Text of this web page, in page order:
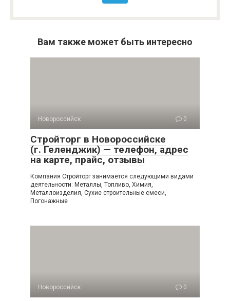
Вам также может быть интересно
Новороссийск 0
Стройторг в Новороссийске
(г. Геленджик) — телефон, адрес
на карте, прайс, отзывы
Компания Стройторг занимается следующими видами
деятельности: Металлы, Топливо, Химия,
Металлоизделия, Сухие строительные смеси,
Погонажные
Новороссийск 0